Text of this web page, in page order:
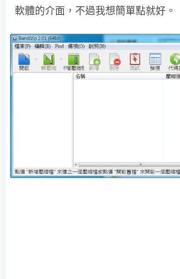
軟體的介面，不過我想簡單點就好。